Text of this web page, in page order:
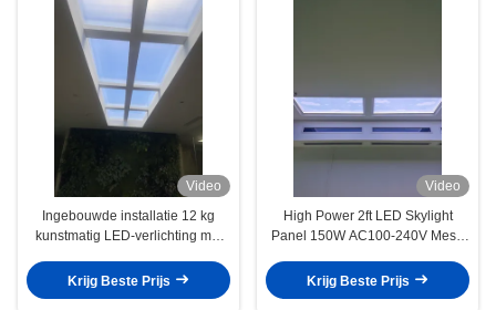
Video
Ingebouwde installatie 12 kg
kunstmatig LED-verlichting met
commerciële LED-verlichting
Krijg Beste Prijs
Video
High Power 2ft LED Skylight
Panel 150W AC100-240V Mesh
Tot Zonsondergang Effecten
Krijg Beste Prijs